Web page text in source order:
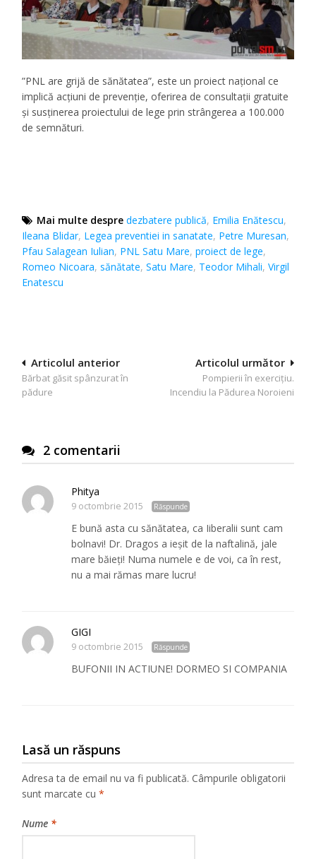
”PNL are grijă de sănătatea”, este un proiect național ce
implică acțiuni de prevenție, oferirea de consultații gratuite
și susținerea proiectului de lege prin strângerea a 100.000
de semnături.
Mai multe despre dezbatere publică, Emilia Enătescu,
Ileana Blidar, Legea preventiei in sanatate, Petre Muresan,
Pfau Salagean Iulian, PNL Satu Mare,proiect de lege,
Romeo Nicoara,sănătate,Satu Mare, Teodor Mihali,Virgil
Enatescu
Navigare
în
Articolul următor
Pompierii în exercițiu.
Incendiu la Pădurea Noroieni
Articolul anterior
Bărbat găsit spânzurat în
pădure
2 comentarii
Phitya
9 octombrie 2015 Răspunde
E bună asta cu sănătatea, ca Iiberalii sunt cam
bolnavi! Dr. Dragos a ieșit de la naftalină, jale
mare băieți! Numa numele e de voi, ca în rest,
nu a mai rămas mare lucru!
GIGI
9 octombrie 2015 Răspunde
BUFONII IN ACTIUNE! DORMEO SI COMPANIA
Lasă un răspuns
Adresa ta de email nu va fi publicată. Câmpurile obligatorii
sunt marcate cu*
Nume *